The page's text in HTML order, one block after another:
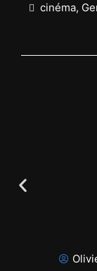
cinéma,